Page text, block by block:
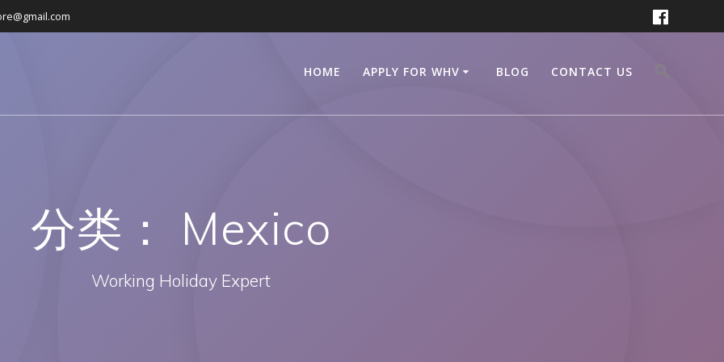
HOME APPLY FOR WHV BLOG CONTACT US
分类： Mexico
Working Holiday Expert